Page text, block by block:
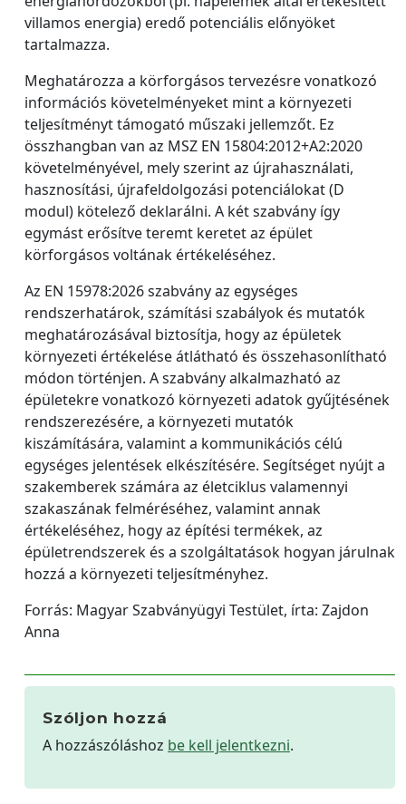
villamos energia) eredő potenciális előnyöket
tartalmazza.
Meghatározza a körforgásos tervezésre vonatkozó
információs követelményeket mint a környezeti
teljesítményt támogató műszaki jellemzőt. Ez
összhangban van az MSZ EN 15804:2012+A2:2020
követelményével, mely szerint az újrahasználati,
hasznosítási, újrafeldolgozási potenciálokat (D
modul) kötelező deklarálni. A két szabvány így
egymást erősítve teremt keretet az épület
körforgásos voltának értékeléséhez.
Az EN 15978:2026 szabvány az egységes
rendszerhatárok, számítási szabályok és mutatók
meghatározásával biztosítja, hogy az épületek
környezeti értékelése átlátható és összehasonlítható
módon történjen. A szabvány alkalmazható az
épületekre vonatkozó környezeti adatok gyűjtésének
rendszerezésére, a környezeti mutatók
kiszámítására, valamint a kommunikációs célú
egységes jelentések elkészítésére. Segítséget nyújt a
szakemberek számára az életciklus valamennyi
szakaszának felméréséhez, valamint annak
értékeléséhez, hogy az építési termékek, az
épületrendszerek és a szolgáltatások hogyan járulnak
hozzá a környezeti teljesítményhez.
Forrás: Magyar Szabványügyi Testület, írta: Zajdon
Anna
Szóljon hozzá
A hozzászóláshoz be kell jelentkezni.